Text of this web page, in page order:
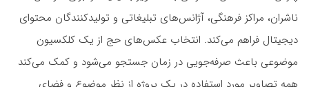
ناشران، مراکز فرهنگی، آژانس‌های تبلیغاتی و تولیدکنندگان محتوای
دیجیتال فراهم می‌کند. انتخاب عکس‌های حج از یک کلکسیون
موضوعی باعث صرفه‌جویی در زمان جستجو می‌شود و کمک می‌کند